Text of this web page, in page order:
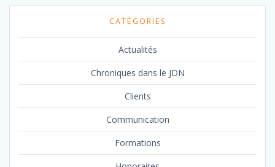
CATÉGORIES
Actualités
Chroniques dans le JDN
Clients
Communication
Formations